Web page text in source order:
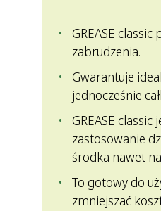
GREASE
zabrudzenia.
Gwarantuje
jednocześnie
GREASE
zastosowanie
środka nawet
To gotowy do
zmniejszać